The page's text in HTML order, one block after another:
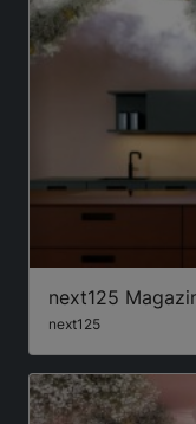
next125
next125